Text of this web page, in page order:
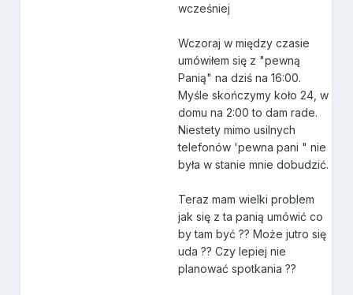
wcześniej
Wczoraj w między czasie
umówiłem się z "pewną
Panią" na dziś na 16:00.
Myśle skończymy koło 24, w
domu na 2:00 to dam rade.
Niestety mimo usilnych
telefonów 'pewna pani " nie
była w stanie mnie dobudzić.
Teraz mam wielki problem
jak się z ta panią umówić co
by tam być ?? Może jutro się
uda ?? Czy lepiej nie
planować spotkania ??